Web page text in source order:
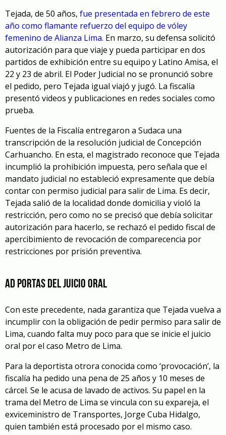
Tejada, de 50 años, fue presentada en febrero de este
año como flamante refuerzo del equipo de vóley
femenino de Alianza Lima. En marzo, su defensa solicitó
autorización para que viaje y pueda participar en dos
partidos de exhibición entre su equipo y Latino Amisa, el
22 y 23 de abril. El Poder Judicial no se pronunció sobre
el pedido, pero Tejada igual viajó y jugó. La fiscalía
presentó videos y publicaciones en redes sociales como
prueba.
Fuentes de la Fiscalía entregaron a Sudaca una
transcripción de la resolución judicial de Concepción
Carhuancho. En esta, el magistrado reconoce que Tejada
incumplió la prohibición impuesta, pero señala que el
mandato judicial no estableció expresamente que debía
contar con permiso judicial para salir de Lima. Es decir,
Tejada salió de la localidad donde domicilia y violó la
restricción, pero como no se precisó que debía solicitar
autorización para hacerlo, se rechazó el pedido fiscal de
apercibimiento de revocación de comparecencia por
restricciones por prisión preventiva.
AD PORTAS DEL JUICIO ORAL
Con este precedente, nada garantiza que Tejada vuelva a
incumplir con la obligación de pedir permiso para salir de
Lima, cuando falta muy poco para que se inicie el juicio
oral por el caso Metro de Lima.
Para la deportista otrora conocida como ‘provocación’, la
fiscalía ha pedido una pena de 25 años y 10 meses de
cárcel. Se le acusa de lavado de activos. Su papel en la
trama del Metro de Lima se vincula con su expareja, el
exviceministro de Transportes, Jorge Cuba Hidalgo,
quien también está procesado por el mismo caso.